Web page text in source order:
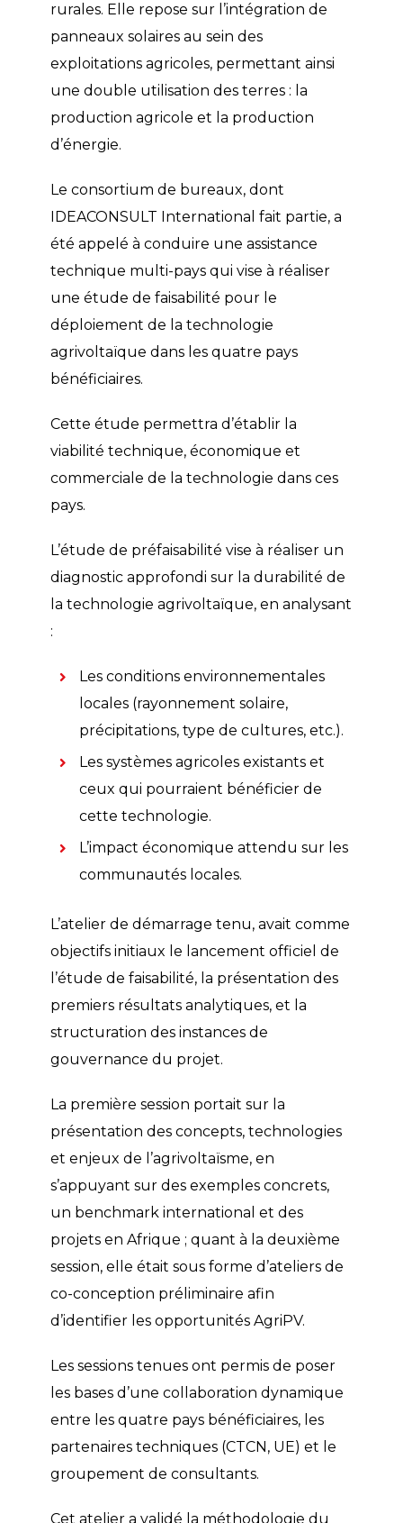
rurales. Elle repose sur l’intégration de
panneaux solaires au sein des
exploitations agricoles, permettant ainsi
une double utilisation des terres : la
production agricole et la production
d’énergie.
Le consortium de bureaux, dont
IDEACONSULT International fait partie, a
été appelé à conduire une assistance
technique multi-pays qui vise à réaliser
une étude de faisabilité pour le
déploiement de la technologie
agrivoltaïque dans les quatre pays
bénéficiaires.
Cette étude permettra d’établir la
viabilité technique, économique et
commerciale de la technologie dans ces
pays.
L’étude de préfaisabilité vise à réaliser un
diagnostic approfondi sur la durabilité de
la technologie agrivoltaïque, en analysant
:
Les conditions environnementales
locales (rayonnement solaire,
précipitations, type de cultures, etc.).
Les systèmes agricoles existants et
ceux qui pourraient bénéficier de
cette technologie.
L’impact économique attendu sur les
communautés locales.
L’atelier de démarrage tenu, avait comme
objectifs initiaux le lancement officiel de
l’étude de faisabilité, la présentation des
premiers résultats analytiques, et la
structuration des instances de
gouvernance du projet.
La première session portait sur la
présentation des concepts, technologies
et enjeux de l’agrivoltaïsme, en
s’appuyant sur des exemples concrets,
un benchmark international et des
projets en Afrique ; quant à la deuxième
session, elle était sous forme d’ateliers de
co-conception préliminaire afin
d’identifier les opportunités AgriPV.
Les sessions tenues ont permis de poser
les bases d’une collaboration dynamique
entre les quatre pays bénéficiaires, les
partenaires techniques (CTCN, UE) et le
groupement de consultants.
Cet atelier a validé la méthodologie du